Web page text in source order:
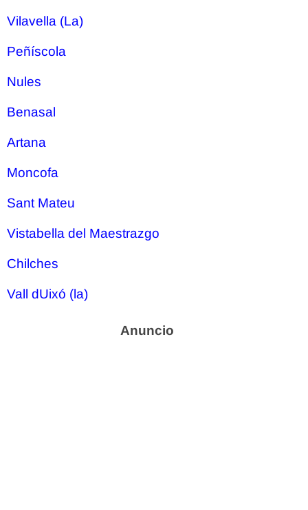
Vilavella (La)
Peñíscola
Nules
Benasal
Artana
Moncofa
Sant Mateu
Vistabella del Maestrazgo
Chilches
Vall dUixó (la)